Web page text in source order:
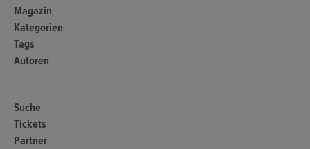
Magazin
Kategorien
Tags
Autoren
Suche
Tickets
Partner